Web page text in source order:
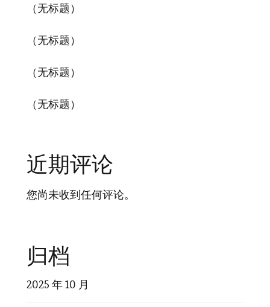
（无标题）
（无标题）
（无标题）
（无标题）
近期评论
您尚未收到任何评论。
归档
2025 年 10 月